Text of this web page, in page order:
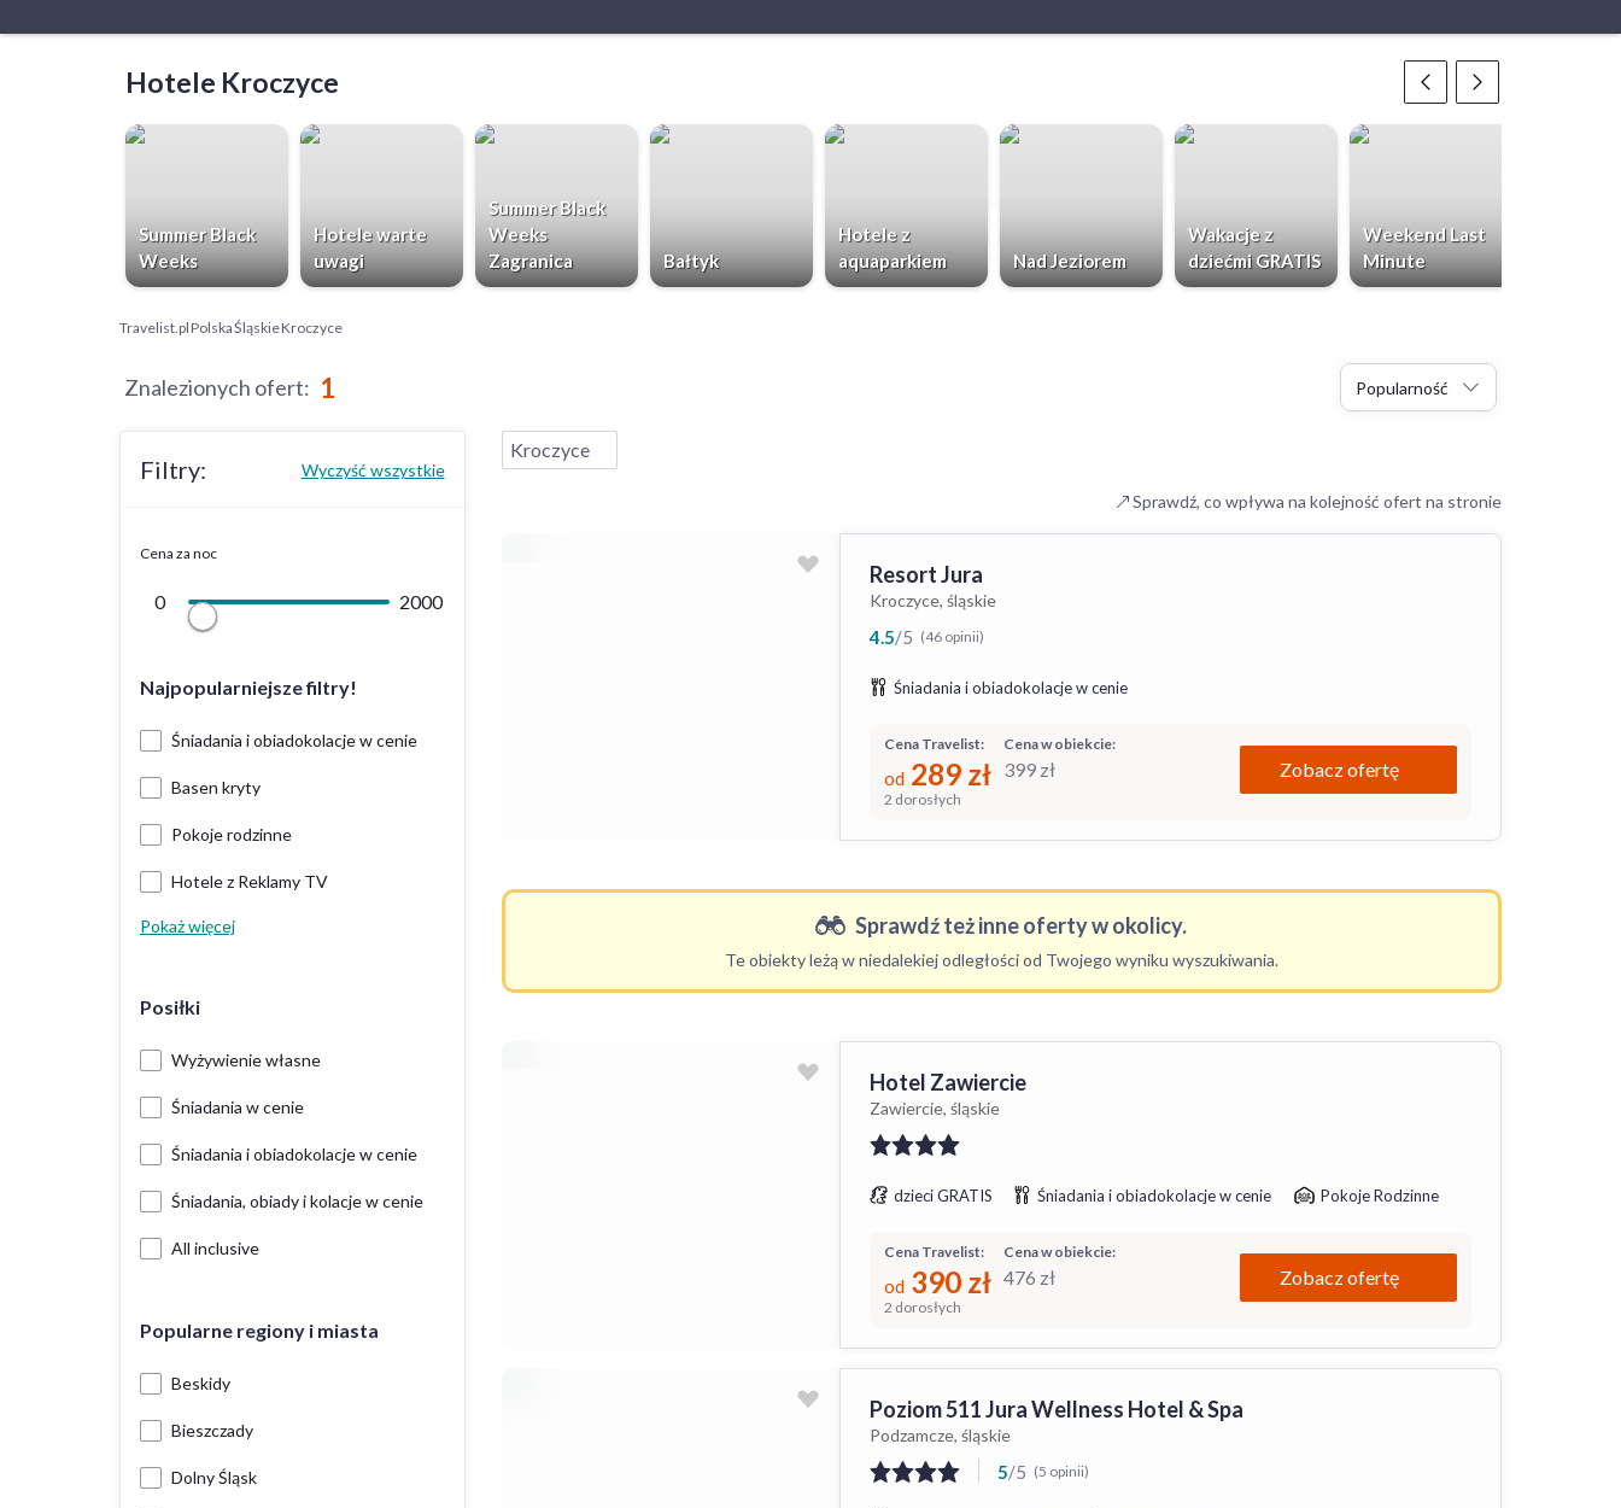
Hotele Kroczyce
Summer Black
Weeks
Hotele warte
uwagi
Summer Black
Weeks
Zagranica
Bałtyk
Hotele z
aquaparkiem
Nad Jeziorem
Wakacje z
dziećmi GRATIS
Weekend Last
Minute
Travelist.plPolskaŚląskieKroczyce
Znalezionych ofert: 1 Popularność
Filtry: Wyczyść wszystkie
Cena za noc
0 2000
Najpopularniejsze filtry!
Śniadania i obiadokolacje w cenie
Basen kryty
Pokoje rodzinne
Hotele z Reklamy TV
Pokaż więcej
Posiłki
Wyżywienie własne
Śniadania w cenie
Śniadania i obiadokolacje w cenie
Śniadania, obiady i kolacje w cenie
All inclusive
Popularne regiony i miasta
Beskidy
Bieszczady
Dolny Śląsk
Kroczyce
Sprawdź, co wpływa na kolejność ofert na stronie
Resort Jura
Kroczyce, śląskie
4.5/5 (46 opinii)
Śniadania i obiadokolacje w cenie
Cena w obiekcie:
399 zł
Cena Travelist:
od 289 zł
2 dorosłych
Zobacz ofertę
Sprawdź też inne oferty w okolicy.
Te obiekty leżą w niedalekiej odległości od Twojego wyniku wyszukiwania.
Hotel Zawiercie
Zawiercie, śląskie
dzieci GRATIS Śniadania i obiadokolacje w cenie Pokoje Rodzinne
Cena w obiekcie:
476 zł
Cena Travelist:
od 390 zł
2 dorosłych
Zobacz ofertę
Poziom 511 Jura Wellness Hotel & Spa
Podzamcze, śląskie
5/5 (5 opinii)